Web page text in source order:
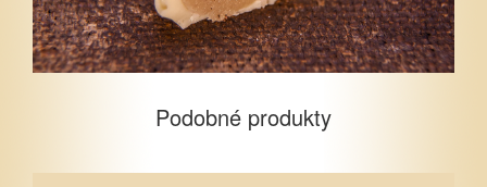
Podobné produkty